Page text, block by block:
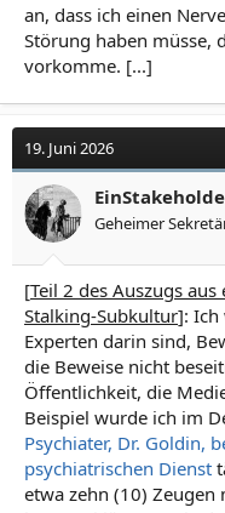
an, dass ich einen
Störung haben müsse,
vorkomme. [...]
19. Juni 2026
Geheimer
[Teil 2 des Auszugs
Stalking-Subkultur]: Ich
Experten darin sind,
die Beweise nicht
Öffentlichkeit, die
Beispiel wurde ich im
Psychiater, Dr. Goldin,
psychiatrischen Dienst
etwa zehn (10)